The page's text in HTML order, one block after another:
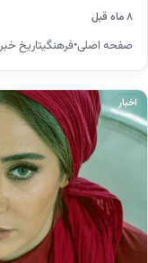
۸ ماه قبل
صفحه اصلی•فرهنگیتاریخ خبر: ۲۹ آذر ۱۴۰۴ -
اخبار